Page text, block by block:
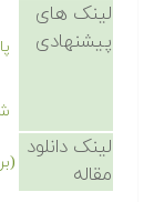
لینک های
پیشنهادی
لینک دانلود
مقاله